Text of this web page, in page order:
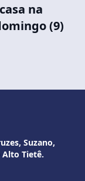
na
(9)
Suzano,
Alto Tietê.